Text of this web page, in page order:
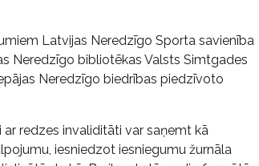
Latvijas Neredzīgo Sporta savienība
Neredzīgo bibliotēkas Valsts Simtgades
Neredzīgo biedrības piedzīvoto
ar redzes invaliditāti var saņemt kā
iesniedzot iesniegumu žurnāla